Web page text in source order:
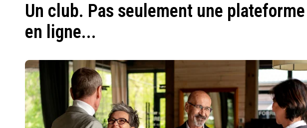
Un club. Pas seulement une plateforme
en ligne...